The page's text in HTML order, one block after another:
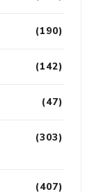
(190)
(142)
(47)
(303)
(407)